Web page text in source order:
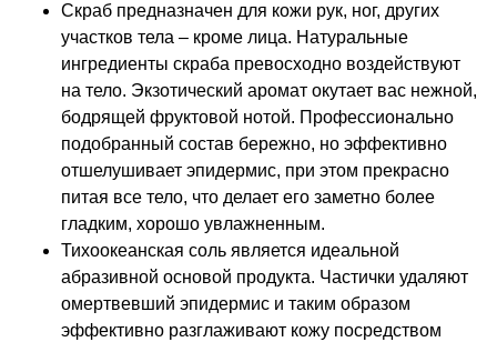
Скраб предназначен для кожи рук, ног, других
участков тела – кроме лица. Натуральные
ингредиенты скраба превосходно воздействуют
на тело. Экзотический аромат окутает вас нежной,
бодрящей фруктовой нотой. Профессионально
подобранный состав бережно, но эффективно
отшелушивает эпидермис, при этом прекрасно
питая все тело, что делает его заметно более
гладким, хорошо увлажненным.
Тихоокеанская соль является идеальной
абразивной основой продукта. Частички удаляют
омертвевший эпидермис и таким образом
эффективно разглаживают кожу посредством